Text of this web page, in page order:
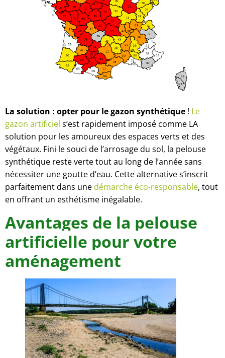
La solution : opter pour le gazon synthétique ! Le
gazon artificiel s’est rapidement imposé comme LA
solution pour les amoureux des espaces verts et des
végétaux. Fini le souci de l’arrosage du sol, la pelouse
synthétique reste verte tout au long de l’année sans
nécessiter une goutte d’eau. Cette alternative s’inscrit
parfaitement dans une démarche éco-responsable, tout
en offrant un esthétisme inégalable.
Avantages de la pelouse
artificielle pour votre
aménagement